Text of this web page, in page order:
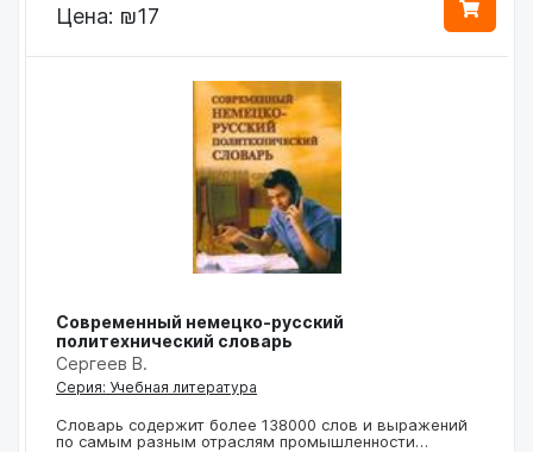
Цена: ₪17
Современный немецко-русский
политехнический словарь
Сергеев В.
Серия: Учебная литература
Словарь содержит более 138000 слов и выражений
по самым разным отраслям промышленности…